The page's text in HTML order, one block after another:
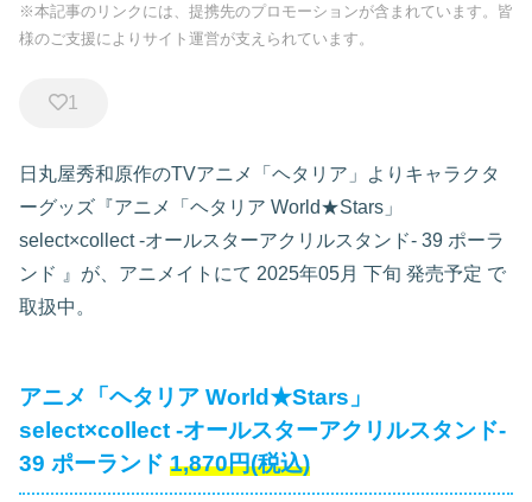
※本記事のリンクには、提携先のプロモーションが含まれています。皆
様のご支援によりサイト運営が支えられています。
1
日丸屋秀和原作のTVアニメ「ヘタリア」よりキャラクタ
ーグッズ『アニメ「ヘタリア World★Stars」
select×collect -オールスターアクリルスタンド- 39 ポーラ
ンド 』が、アニメイトにて 2025年05月 下旬 発売予定 で
取扱中。
アニメ「ヘタリア World★Stars」
select×collect -オールスターアクリルスタンド-
39 ポーランド 1,870円(税込)